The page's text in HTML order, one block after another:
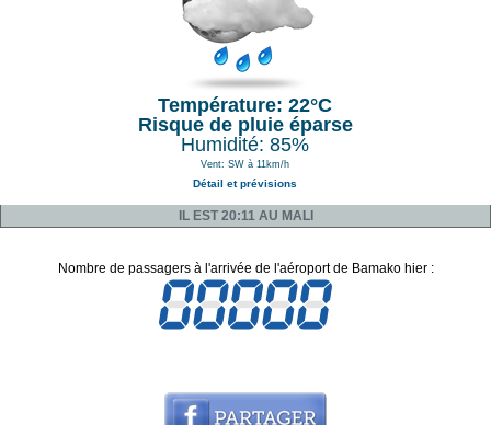
Température: 22°C
Risque de pluie éparse
Humidité: 85%
Vent: SW à 11km/h
Détail et prévisions
IL EST 20:11 AU MALI
Nombre de passagers à l'arrivée de l'aéroport de Bamako hier :